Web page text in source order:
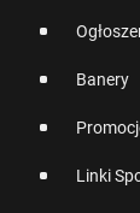
Banery
Linki